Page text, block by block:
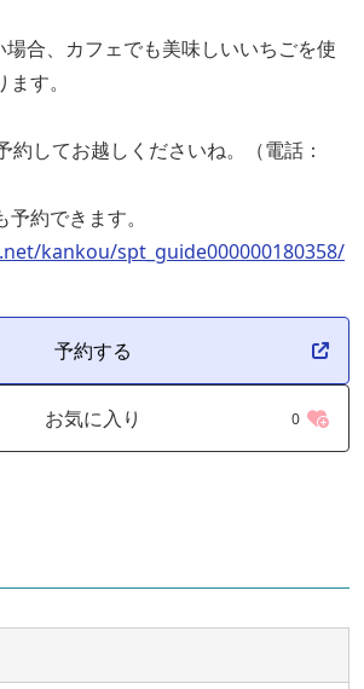
合、カフェでも美味しいいちごを使
す。
約してお越しくださいね。（電話：
予約できます。
kankou/spt_guide000000180358/
予約する
お気に入り 0